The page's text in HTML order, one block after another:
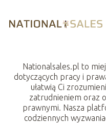
Nationalsales.pl to
dotyczących pracy i
ułatwią Ci
zatrudnieniem oraz
prawnymi. Nasza
codziennych